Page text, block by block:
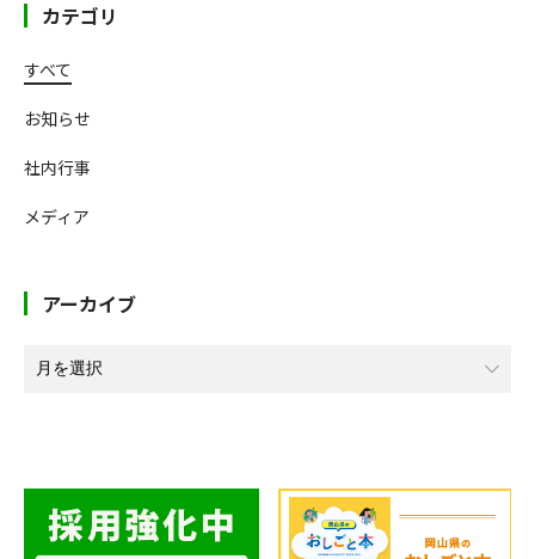
カテゴリ
すべて
お知らせ
社内行事
メディア
アーカイブ